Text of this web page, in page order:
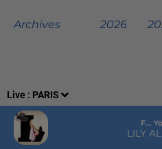
Live : PARIS
F...
LILY
Archives 2026